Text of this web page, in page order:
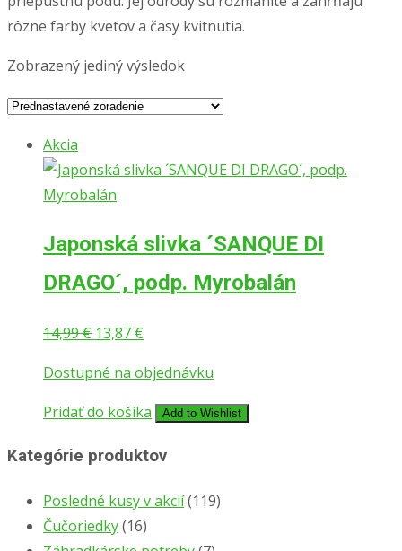
rôzne farby kvetov a časy kvitnutia.
Zobrazený jediný výsledok
Akcia
Japonská slivka ´SANQUE DI
DRAGO´, podp. Myrobalán
14,99€ Pôvodná
bola:
14,99 €.
13,87 €
je:
13,87 €.
Dostupné na objednávku
Pridať do košíka
Add to Wishlist
Kategórie produktov
Posledné kusy v akcií(119)
Čučoriedky(16)